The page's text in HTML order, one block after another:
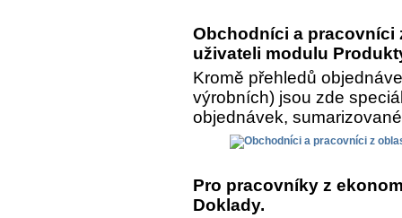
Obchodníci a
uživateli modulu
Kromě přehledů
výrobních) jsou zde
objednávek,
Pro pracovníky z
Doklady.